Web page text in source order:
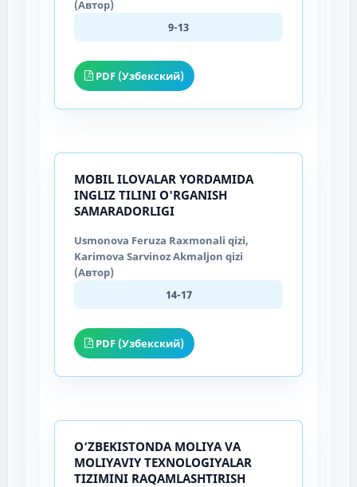
(Автор)
9-13
PDF (Узбекский)
MOBIL ILOVALAR YORDAMIDA
INGLIZ TILINI O'RGANISH
SAMARADORLIGI
Usmonova Feruza Raxmonali qizi,
Karimova Sarvinoz Akmaljon qizi
(Автор)
14-17
PDF (Узбекский)
O‘ZBEKISTONDA MOLIYA VA
MOLIYAVIY TEXNOLOGIYALAR
TIZIMINI RAQAMLASHTIRISH